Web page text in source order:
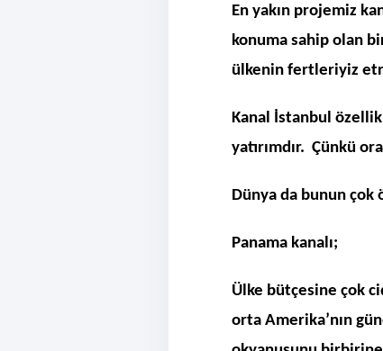
En yakın projemiz
konuma sahip olan
ülkenin fertleriyiz
Kanal İstanbul
yatırımdır. Çünkü
Dünya da bunun
Panama kanalı;
Ülke bütçesine çok
orta Amerika’nın